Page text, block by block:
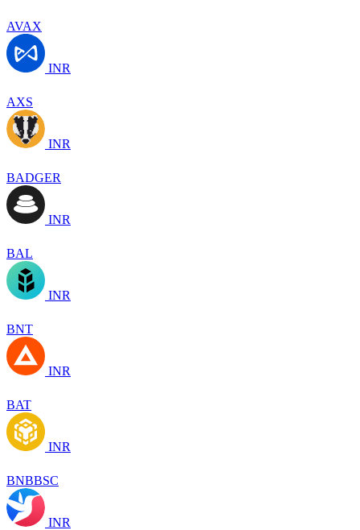
AVAX
INR
AXS
INR
BADGER
INR
BAL
INR
BNT
INR
BAT
INR
BNBBSC
INR